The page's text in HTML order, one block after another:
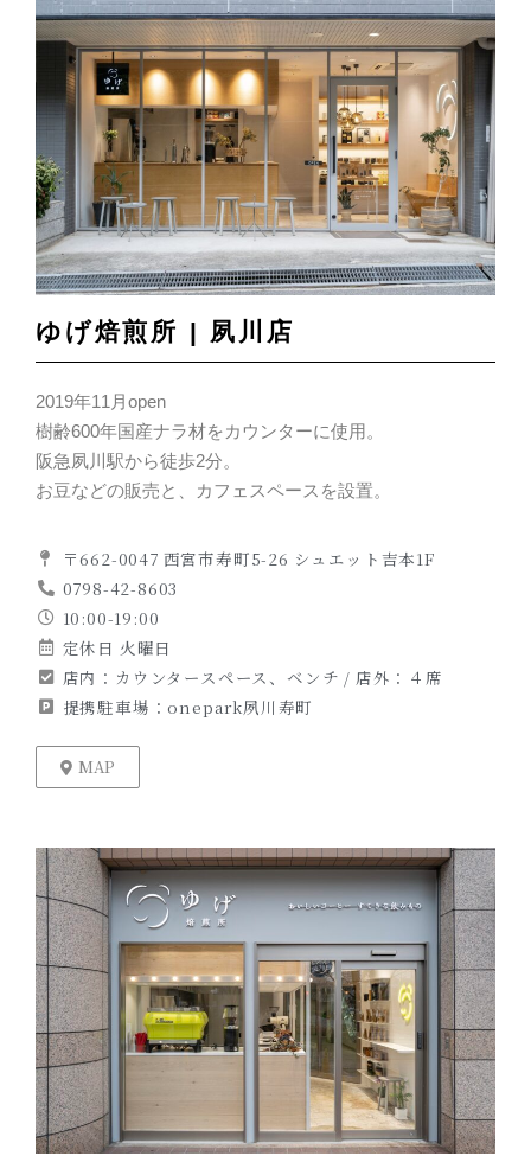
ゆげ焙煎所 | 夙川店
2019年11月open
樹齢600年国産ナラ材をカウンターに使用。
阪急夙川駅から徒歩2分。
お豆などの販売と、カフェスペースを設置。
〒662-0047 西宮市寿町5-26 シュエット吉本1F
0798-42-8603
10:00-19:00
定休日 火曜日
店内：カウンタースペース、ベンチ / 店外：４席
提携駐車場：onepark夙川寿町
MAP